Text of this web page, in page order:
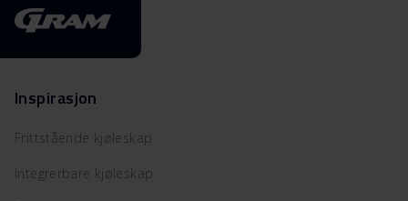
Inspirasjon
Frittstående kjøleskap
Integrerbare kjøleskap